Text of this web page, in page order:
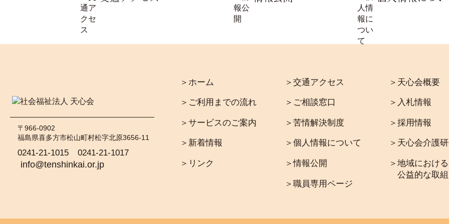
〒966-0902
福島県喜多方市松山町村松字北原3656-11
0241-21-1015 0241-21-1017
info@tenshinkai.or.jp
＞ホーム
＞ご利用までの流れ
＞サービスのご案内
＞新着情報
＞リンク
＞交通アクセス
＞ご相談窓口
＞苦情解決制度
＞個人情報について
＞情報公開
＞職員専用ページ
＞天心会概要
＞入札情報
＞採用情報
＞天心会介護
＞地域における
公益的な取組